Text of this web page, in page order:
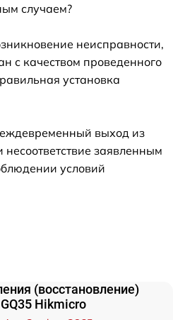
случаем?
неисправности,
с качеством проведенного
установка
выход из
несоответствие заявленным
условий
(восстановление)
Hikmicro